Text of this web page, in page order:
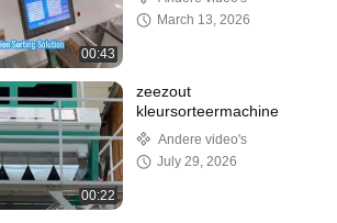
00:43
March 13, 2026
00:22
zeezout
kleursorteermachine
Andere video's
July 29, 2026